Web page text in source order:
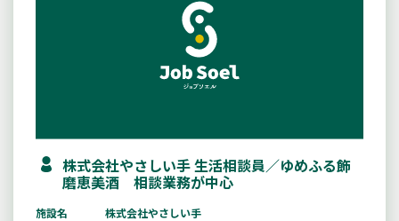
株式会社やさしい手 生活相談員／ゆめふる飾
磨恵美酒 相談業務が中心
施設名
株式会社やさしい手